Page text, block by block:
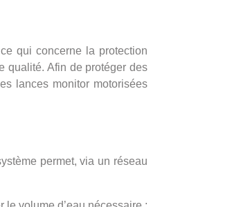
qui concerne la protection
qualité. Afin de protéger des
lances monitor motorisées
permet, via un réseau